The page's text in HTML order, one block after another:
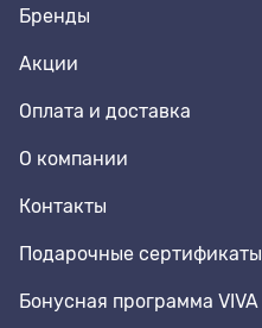
Бренды
Акции
Оплата и доставка
О компании
Контакты
Подарочные сертификаты
Бонусная программа VIVA